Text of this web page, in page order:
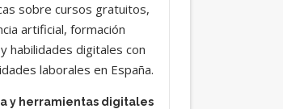
sobre cursos gratuitos,
artificial, formación
habilidades digitales con
laborales en España.
y herramientas digitales